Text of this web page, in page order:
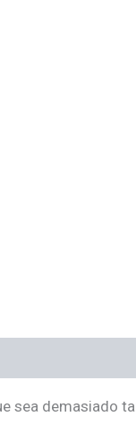
sea demasiado